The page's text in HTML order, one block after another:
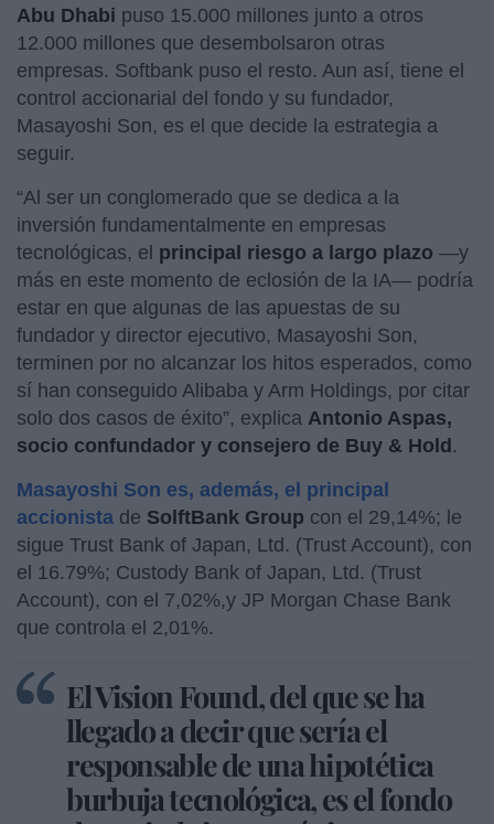
Abu Dhabi puso 15.000 millones junto a otros
12.000 millones que desembolsaron otras
empresas. Softbank puso el resto. Aun así, tiene el
control accionarial del fondo y su fundador,
Masayoshi Son, es el que decide la estrategia a
seguir.
“Al ser un conglomerado que se dedica a la
inversión fundamentalmente en empresas
tecnológicas, el principal riesgo a largo plazo —y
más en este momento de eclosión de la IA— podría
estar en que algunas de las apuestas de su
fundador y director ejecutivo, Masayoshi Son,
terminen por no alcanzar los hitos esperados, como
sí han conseguido Alibaba y Arm Holdings, por citar
solo dos casos de éxito”, explica Antonio Aspas,
socio confundador y consejero de Buy & Hold.
Masayoshi Son es, además, el principal
accionista de SolftBank Group con el 29,14%; le
sigue Trust Bank of Japan, Ltd. (Trust Account), con
el 16.79%; Custody Bank of Japan, Ltd. (Trust
Account), con el 7,02%,y JP Morgan Chase Bank
que controla el 2,01%.
El Vision Found, del que se ha
llegado a decir que sería el
responsable de una hipotética
burbuja tecnológica, es el fondo